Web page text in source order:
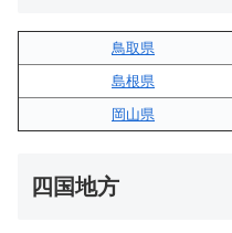
鳥取県
島根県
岡山県
四国地方